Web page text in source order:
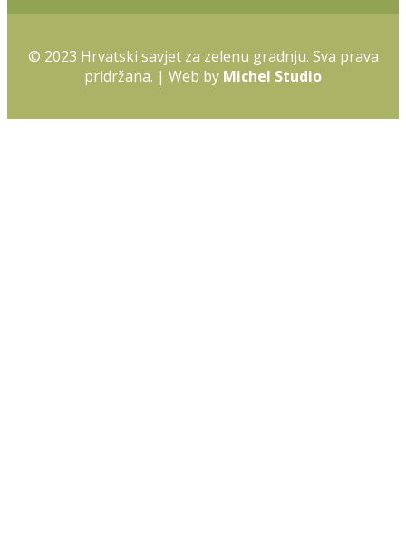
© 2023 Hrvatski savjet za zelenu gradnju. Sva prava
pridržana. | Web by Michel Studio